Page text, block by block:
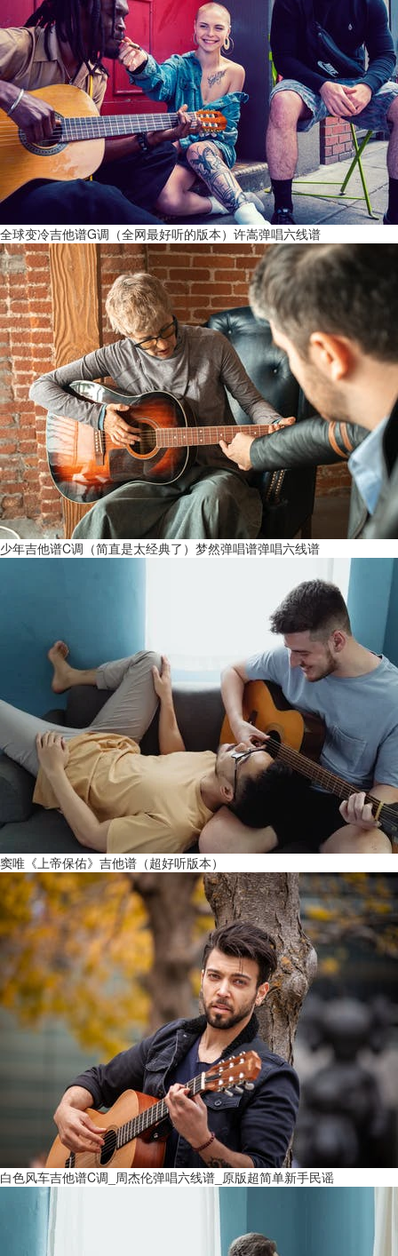
全球变冷吉他谱G调（全网最好听的版本）许嵩弹唱六线谱
少年吉他谱C调（简直是太经典了）梦然弹唱谱弹唱六线谱
窦唯《上帝保佑》吉他谱（超好听版本）
白色风车吉他谱C调_周杰伦弹唱六线谱_原版超简单新手民谣